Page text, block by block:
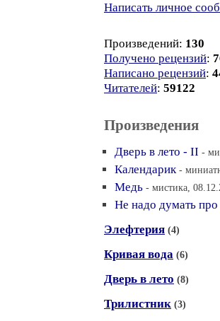
Написать личное
Произведений: 130
Получено рецензий:
Написано рецензий:
Читателей: 59122
Произведения
Дверь в лето - II -
Календарик -
Медь - мистика,
Не надо думать
Элефтерия (4)
Кривая вода (6)
Дверь в лето (8)
Трилистник (3)